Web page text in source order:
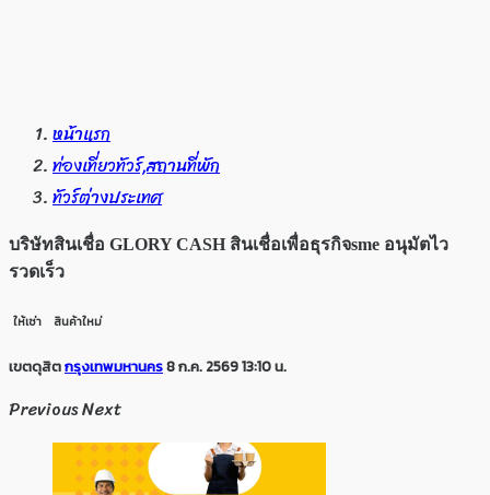
หน้าแรก
ท่องเที่ยวทัวร์,สถานที่พัก
ทัวร์ต่างประเทศ
บริษัทสินเชื่อ GLORY CASH สินเชื่อเพื่อธุรกิจsme อนุมัตไว
รวดเร็ว
ให้เช่า สินค้าใหม่
เขตดุสิตกรุงเทพมหานคร8 ก.ค. 2569 13:10 น.
PreviousNext